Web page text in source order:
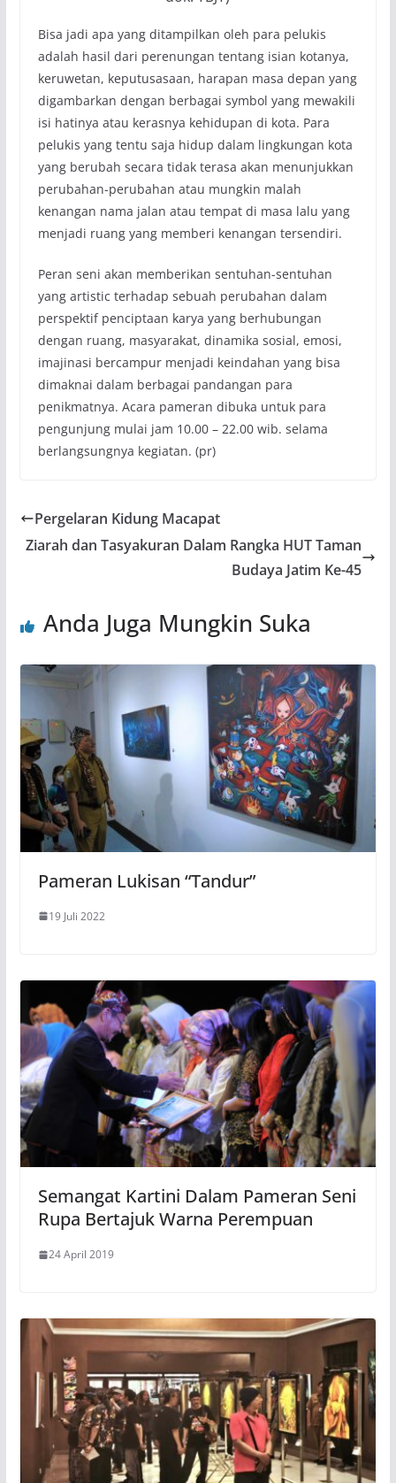
Bisa jadi apa yang ditampilkan oleh para pelukis
adalah hasil dari perenungan tentang isian kotanya,
keruwetan, keputusasaan, harapan masa depan yang
digambarkan dengan berbagai symbol yang mewakili
isi hatinya atau kerasnya kehidupan di kota. Para
pelukis yang tentu saja hidup dalam lingkungan kota
yang berubah secara tidak terasa akan menunjukkan
perubahan-perubahan atau mungkin malah
kenangan nama jalan atau tempat di masa lalu yang
menjadi ruang yang memberi kenangan tersendiri.
Peran seni akan memberikan sentuhan-sentuhan
yang artistic terhadap sebuah perubahan dalam
perspektif penciptaan karya yang berhubungan
dengan ruang, masyarakat, dinamika sosial, emosi,
imajinasi bercampur menjadi keindahan yang bisa
dimaknai dalam berbagai pandangan para
penikmatnya. Acara pameran dibuka untuk para
pengunjung mulai jam 10.00 – 22.00 wib. selama
berlangsungnya kegiatan. (pr)
Pergelaran Kidung Macapat
Ziarah dan Tasyakuran Dalam Rangka HUT Taman
Budaya Jatim Ke-45
Anda Juga Mungkin Suka
Pameran Lukisan “Tandur”
19 Juli 2022
Semangat Kartini Dalam Pameran Seni
Rupa Bertajuk Warna Perempuan
24 April 2019